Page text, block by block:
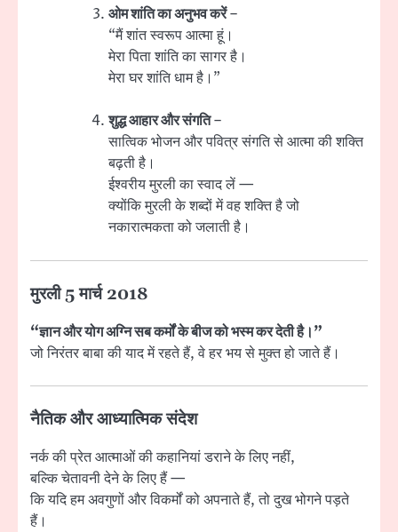
ओम शांति का अनुभव करें–
“मैं शांत स्वरूप आत्मा हूं।
मेरा पिता शांति का सागर है।
मेरा घर शांति धाम है।”
शुद्ध आहार और संगति–
सात्विक भोजन और पवित्र संगति से आत्मा की शक्ति
बढ़ती है।
ईश्वरीय मुरली का स्वाद लें —
क्योंकि मुरली के शब्दों में वह शक्ति है जो
नकारात्मकता को जलाती है।
मुरली 5 मार्च 2018
“ज्ञान और योग अग्नि सब कर्मों के बीज को भस्म कर देती है।”
जो निरंतर बाबा की याद में रहते हैं, वे हर भय से मुक्त हो जाते हैं।
नैतिक और आध्यात्मिक संदेश
नर्क की प्रेत आत्माओं की कहानियां डराने के लिए नहीं,
बल्कि चेतावनी देने के लिए हैं —
कि यदि हम अवगुणों और विकर्मों को अपनाते हैं, तो दुख भोगने पड़ते
हैं।